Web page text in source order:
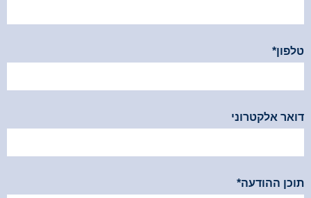
טלפון*
דואר אלקטרוני
תוכן ההודעה*